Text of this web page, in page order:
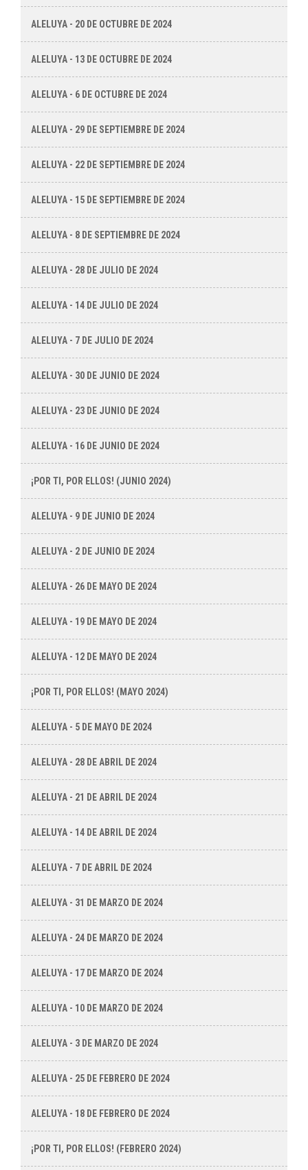
ALELUYA - 20 DE OCTUBRE DE 2024
ALELUYA - 13 DE OCTUBRE DE 2024
ALELUYA - 6 DE OCTUBRE DE 2024
ALELUYA - 29 DE SEPTIEMBRE DE 2024
ALELUYA - 22 DE SEPTIEMBRE DE 2024
ALELUYA - 15 DE SEPTIEMBRE DE 2024
ALELUYA - 8 DE SEPTIEMBRE DE 2024
ALELUYA - 28 DE JULIO DE 2024
ALELUYA - 14 DE JULIO DE 2024
ALELUYA - 7 DE JULIO DE 2024
ALELUYA - 30 DE JUNIO DE 2024
ALELUYA - 23 DE JUNIO DE 2024
ALELUYA - 16 DE JUNIO DE 2024
¡POR TI, POR ELLOS! (JUNIO 2024)
ALELUYA - 9 DE JUNIO DE 2024
ALELUYA - 2 DE JUNIO DE 2024
ALELUYA - 26 DE MAYO DE 2024
ALELUYA - 19 DE MAYO DE 2024
ALELUYA - 12 DE MAYO DE 2024
¡POR TI, POR ELLOS! (MAYO 2024)
ALELUYA - 5 DE MAYO DE 2024
ALELUYA - 28 DE ABRIL DE 2024
ALELUYA - 21 DE ABRIL DE 2024
ALELUYA - 14 DE ABRIL DE 2024
ALELUYA - 7 DE ABRIL DE 2024
ALELUYA - 31 DE MARZO DE 2024
ALELUYA - 24 DE MARZO DE 2024
ALELUYA - 17 DE MARZO DE 2024
ALELUYA - 10 DE MARZO DE 2024
ALELUYA - 3 DE MARZO DE 2024
ALELUYA - 25 DE FEBRERO DE 2024
ALELUYA - 18 DE FEBRERO DE 2024
¡POR TI, POR ELLOS! (FEBRERO 2024)